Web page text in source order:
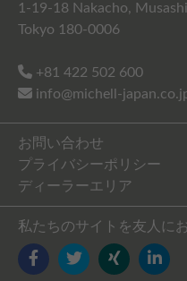
1-19-18 Nakacho,
Tokyo 180-0006
+81 422 502 600
info@michell-
お問い合わせ
プライバシーポリシー
ディーラーエリア
私たちのサイトを友人に
FACEBOOK
TWITTERYOUTUBE